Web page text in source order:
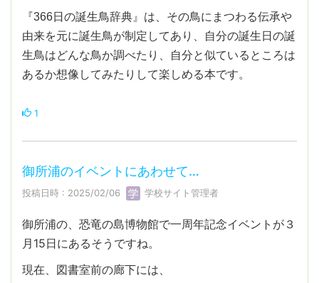
『366日の誕生鳥辞典』は、その鳥にまつわる伝承や
由来を元に誕生鳥が制定してあり、自分の誕生日の誕
生鳥はどんな鳥か調べたり、自分と似ているところは
あるか想像してみたりして楽しめる本です。
1
御所浦のイベントにあわせて…
投稿日時 : 2025/02/06 学校サイト管理者
御所浦の、恐竜の島博物館で一周年記念イベントが３
月15日にあるそうですね。
現在、図書室前の廊下には、